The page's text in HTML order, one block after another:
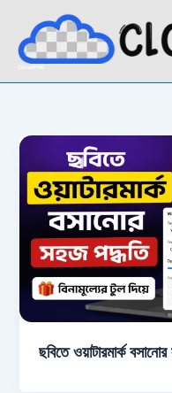
content
ছবিতে ওয়াটারমার্ক